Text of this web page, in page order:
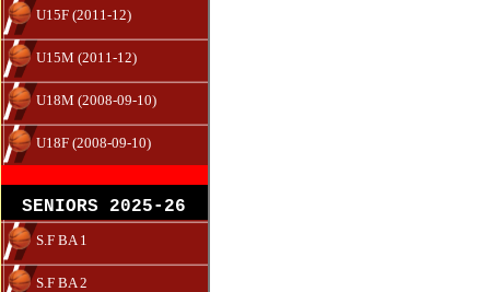
U15F (2011-12)
U15M (2011-12)
U18M (2008-09-10)
U18F (2008-09-10)
SENIORS 2025-26
S.F BA 1
S.F BA 2